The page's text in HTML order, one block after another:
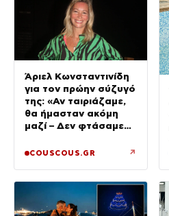
Άριελ Κωνσταντινίδη
για τον πρώην σύζυγό
της: «Αν ταιριάζαμε,
θα ήμασταν ακόμη
μαζί – Δεν φτάσαμε
COUSCOUS.GR ↗